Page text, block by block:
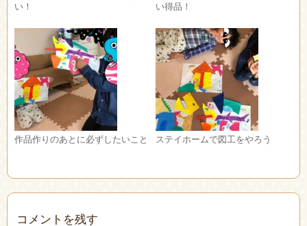
い！
い得品！
作品作りのあとに必ずしたいこと ステイホームで図工をやろう
コメントを残す